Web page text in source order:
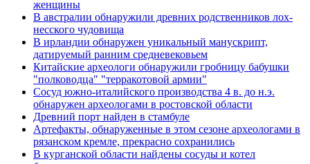
женщины
В австралии обнаружили древних родственников лох-
несского чудовища
В ирландии обнаружен уникальный манускрипт,
датируемый ранним средневековьем
Китайские археологи обнаружили гробницу бабушки
"полководца" "терракотовой армии"
Сосуд южно-италийского производства 4 в. до н.э.
обнаружен археологами в ростовской области
Древний порт найден в стамбуле
Артефакты, обнаруженные в этом сезоне археологами в
рязанском кремле, прекрасно сохранились
В курганской области найдены сосуды и котел